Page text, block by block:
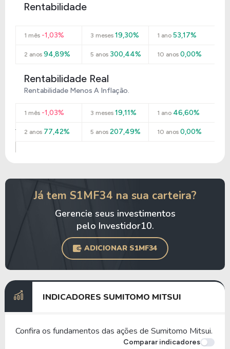
Rentabilidade
1 mês -1,03% 3 meses 19,30% 1 ano53,17%
2 anos 94,89% 5 anos 300,44% 10 anos0,00%
Rentabilidade Real
Rentabilidade Menos A Inflação.
1 mês -1,03% 3 meses 19,11% 1 ano46,60%
2 anos 77,42% 5 anos 207,49% 10 anos0,00%
Já tem S1MF34 na sua carteira?
Gerencie seus investimentos
pelo Investidor10.
ADICIONAR S1MF34
INDICADORES SUMITOMO MITSUI
Confira os fundamentos das ações de Sumitomo Mitsui.
Comparar indicadores